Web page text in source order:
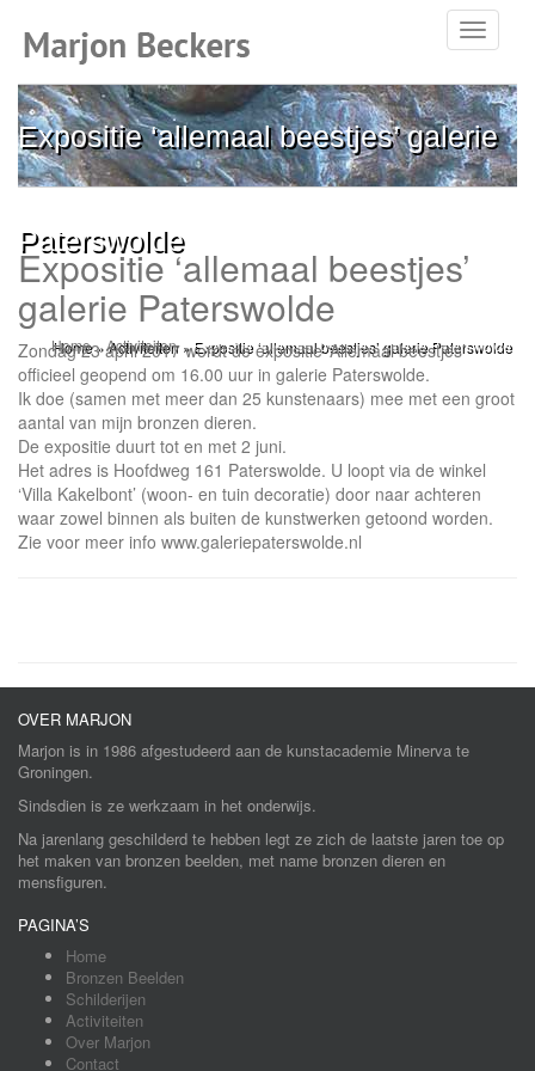
Toggle
Expositie ‘allemaal beestjes’ galerie
Paterswolde
Home»Activiteiten»Expositie ‘allemaal beestjes’ galerie Paterswolde
Expositie ‘allemaal beestjes’
galerie Paterswolde
Zondag 23 april 2017 wordt de expositie ‘Allemaal beestjes’
officieel geopend om 16.00 uur in galerie Paterswolde.
Ik doe (samen met meer dan 25 kunstenaars) mee met een groot
aantal van mijn bronzen dieren.
De expositie duurt tot en met 2 juni.
Het adres is Hoofdweg 161 Paterswolde. U loopt via de winkel
‘Villa Kakelbont’ (woon- en tuin decoratie) door naar achteren
waar zowel binnen als buiten de kunstwerken getoond worden.
Zie voor meer info www.galeriepaterswolde.nl
OVER MARJON
Marjon is in 1986 afgestudeerd aan de kunstacademie Minerva te
Groningen.
Sindsdien is ze werkzaam in het onderwijs.
Na jarenlang geschilderd te hebben legt ze zich de laatste jaren toe op
het maken van bronzen beelden, met name bronzen dieren en
mensfiguren.
PAGINA’S
Home
Bronzen Beelden
Schilderijen
Activiteiten
Over Marjon
Contact